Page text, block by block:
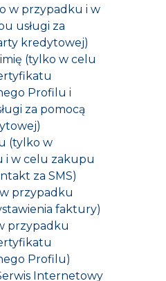
w przypadku i w
usługi za
kredytowej)
(tylko w celu
Profilu i
za pomocą
(tylko w
i w celu zakupu
za SMS)
przypadku
faktury)
przypadku
Profilu)
Internetowy